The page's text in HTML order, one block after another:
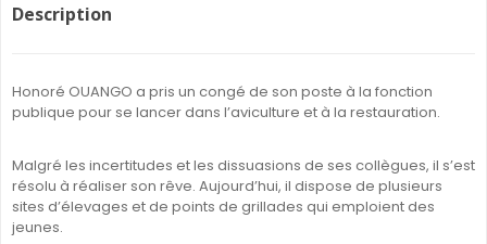
Description
Honoré OUANGO a pris un congé de son poste à la fonction
publique pour se lancer dans l’aviculture et à la restauration.
Malgré les incertitudes et les dissuasions de ses collègues, il s’est
résolu à réaliser son rêve. Aujourd’hui, il dispose de plusieurs
sites d’élevages et de points de grillades qui emploient des
jeunes.